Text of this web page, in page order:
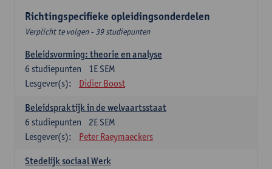
Richtingspecifieke opleidingsonderdelen
Verplicht te volgen - 39 studiepunten
Beleidsvorming: theorie en analyse
1E SEM
6 studiepunten
Lesgever(s):
Didier Boost
Beleidspraktijk in de welvaartsstaat
2E SEM
6 studiepunten
Lesgever(s):
Peter Raeymaeckers
Stedelijk sociaal Werk